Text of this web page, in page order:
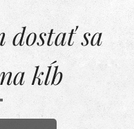
dostať sa
kĺb